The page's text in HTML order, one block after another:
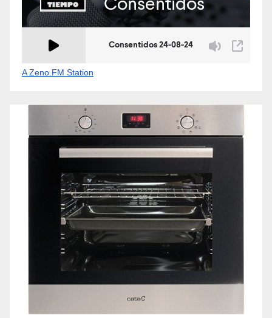
A Zeno.FM Station